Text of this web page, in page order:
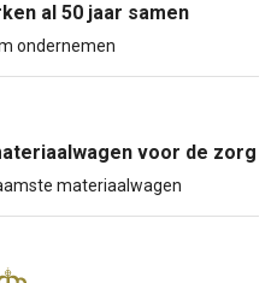
al 50 jaar samen
ondernemen
voor de zorg
materiaalwagen